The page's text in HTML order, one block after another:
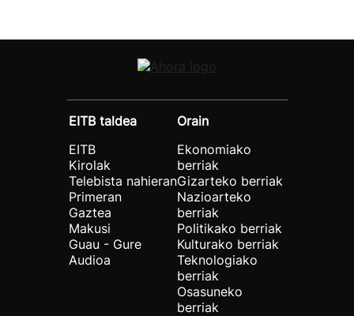
EITB taldea
EITB
Kirolak
Telebista nahieran
Primeran
Gaztea
Makusi
Guau - Gure
Audioa
Orain
Ekonomiako
berriak
Gizarteko berriak
Nazioarteko
berriak
Politikako berriak
Kulturako berriak
Teknologiako
berriak
Osasuneko
berriak